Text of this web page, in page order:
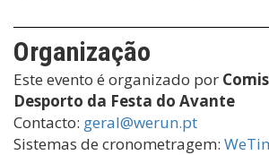
Organização
Este evento é organizado por
Desporto da Festa do Avante
Contacto: geral@werun.pt
Sistemas de cronometragem: